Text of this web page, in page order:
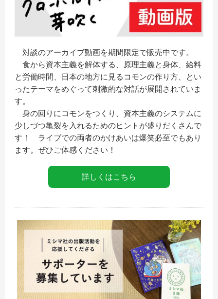
対談のアーカイブ動画を期間限定で販売中です。
食から資本主義を解体する、原理主義と身体、給料
と労働時間、日本の地方に見るコモンの作り方、とい
ったテーマをめぐって刺激的な対話が展開されていま
す。
身の回りにコモンをつくり、資本主義のシステムに
少しづつ亀裂を入れるためのヒントが盛りだくさんで
す！ ライブでの両者のかけあいは爆笑必至でもあり
ます。ぜひご体感ください！
詳しくはこちら